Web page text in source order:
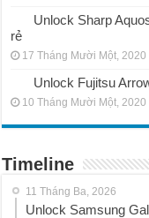
Unlock Sharp
rẻ
17 Tháng Mười Một, 2020
Unlock Fujitsu
10 Tháng Mười Một, 2020
Timeline
11 Tháng Ba, 2026
Unlock Samsung